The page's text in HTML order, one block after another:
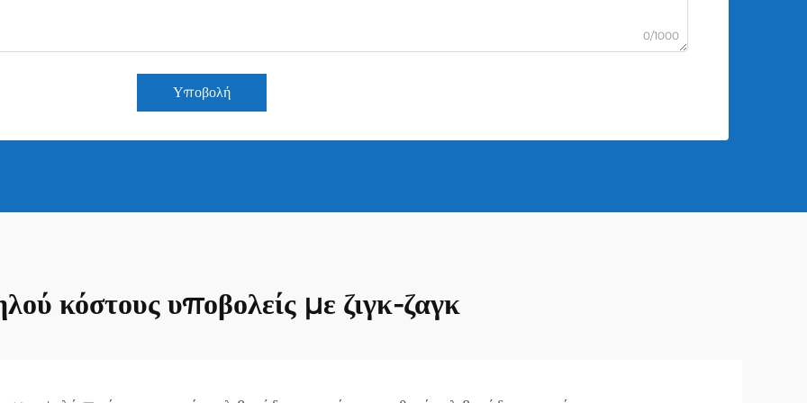
0/1000
Υποβολή
κόστους υποβολείς με ζιγκ-ζαγκ